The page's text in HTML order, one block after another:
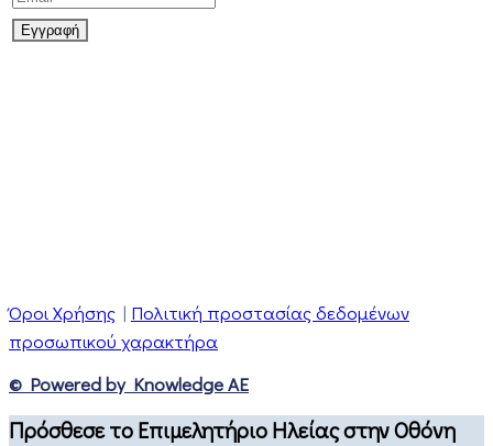
Όροι Χρήσης | Πολιτική προστασίας δεδομένων
προσωπικού χαρακτήρα
© Powered by Knowledge AE
Πρόσθεσε το Επιμελητήριο Ηλείας στην Οθόνη